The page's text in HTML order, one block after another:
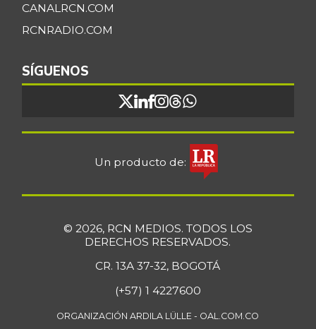
CANALRCN.COM
RCNRADIO.COM
SÍGUENOS
Un producto de:
© 2026, RCN MEDIOS. TODOS LOS
DERECHOS RESERVADOS.
CR. 13A 37-32, BOGOTÁ
(+57) 1 4227600
ORGANIZACIÓN ARDILA LÜLLE - OAL.COM.CO